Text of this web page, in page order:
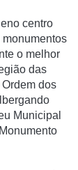
centro
o melhor
das
dos
Municipal